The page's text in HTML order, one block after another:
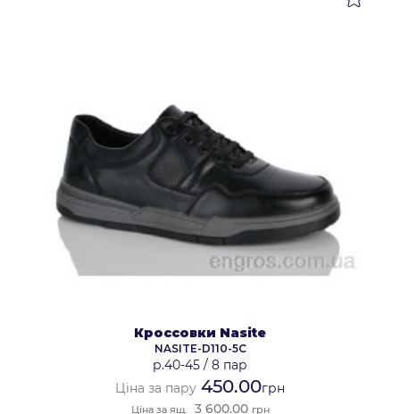
Кроссовки Nasite
NASITE-D110-5C
р.40-45 / 8 пар
Ціна за пару 450.00грн
Ціна за ящ. 3 600.00 грн